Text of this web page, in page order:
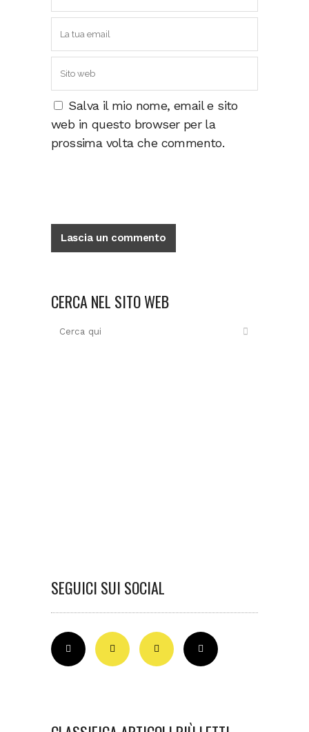
Salva il mio nome, email e sito
web in questo browser per la
prossima volta che commento.
CERCA NEL SITO WEB
SEGUICI SUI SOCIAL